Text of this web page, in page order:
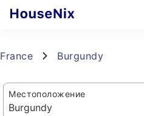
France Burgundy
Местоположение